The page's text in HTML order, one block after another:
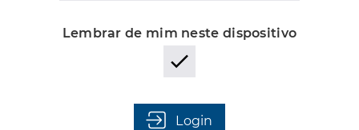
Lembrar de mim neste dispositivo
Login